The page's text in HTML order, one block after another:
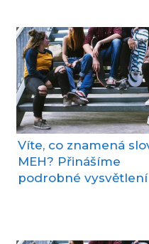
Víte, co znamená
MEH? Přinášíme
podrobné vysvětlení